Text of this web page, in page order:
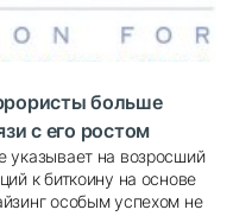
больше
с его ростом
указывает на возросший
к биткоину на основе
особым успехом не